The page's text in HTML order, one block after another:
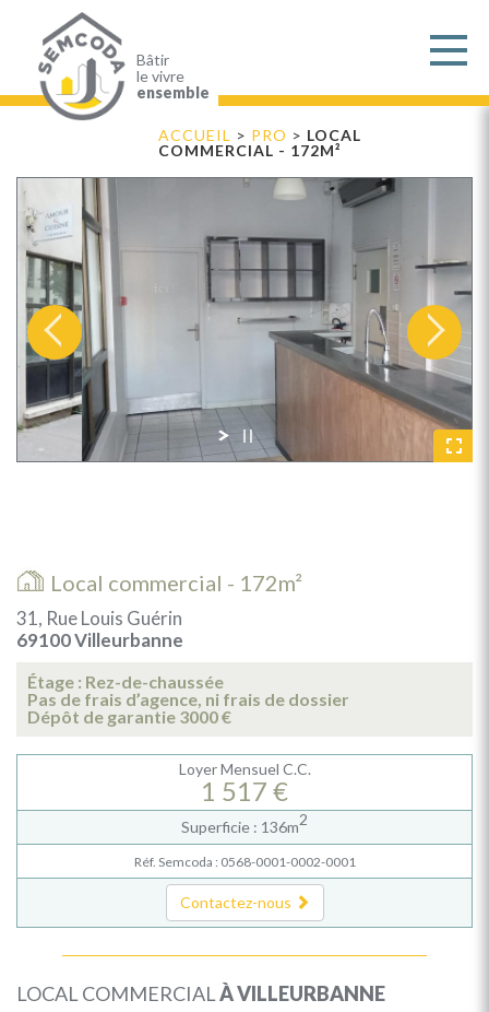
contenu
principal
Bâtir
le vivre
ensemble
ACCUEIL > PRO > LOCAL
COMMERCIAL - 172M²
Local commercial - 172m²
31, Rue Louis Guérin
69100 Villeurbanne
Étage : Rez-de-chaussée
Pas de frais d’agence, ni frais de dossier
Dépôt de garantie 3000 €
Loyer Mensuel C.C.
1 517 €
Superficie : 136m2
Réf. Semcoda : 0568-0001-0002-0001
Contactez-nous
LOCAL COMMERCIALÀ VILLEURBANNE